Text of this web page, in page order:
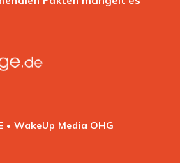
• WakeUp Media OHG